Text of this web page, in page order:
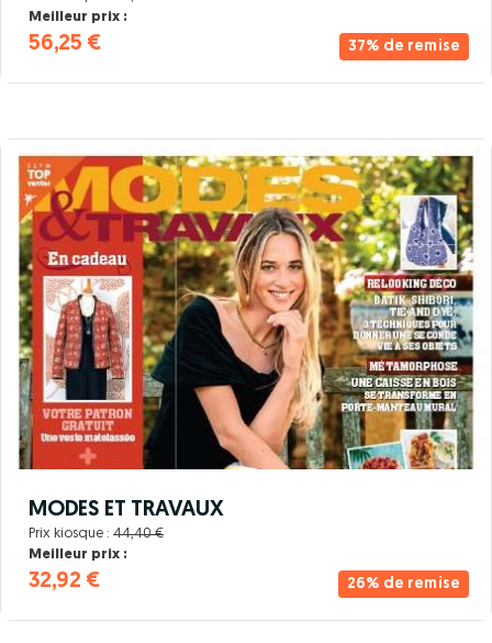
37% de remise
Meilleur prix :
56,25 €
26% de remise
MODES ET TRAVAUX
Prix kiosque : 44,40 €
Meilleur prix :
32,92 €